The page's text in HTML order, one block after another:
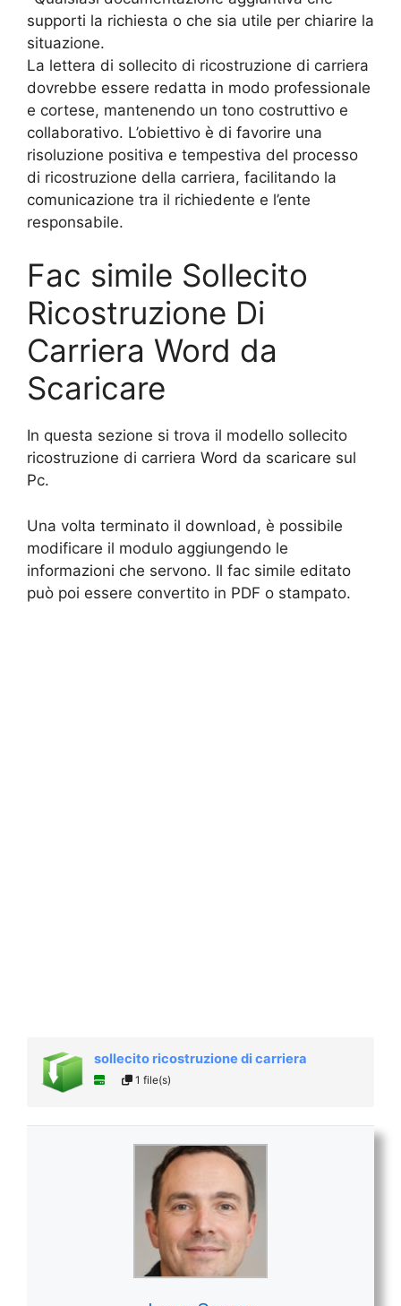
supporti la richiesta o che sia utile per chiarire la
situazione.
La lettera di sollecito di ricostruzione di carriera
dovrebbe essere redatta in modo professionale
e cortese, mantenendo un tono costruttivo e
collaborativo. L’obiettivo è di favorire una
risoluzione positiva e tempestiva del processo
di ricostruzione della carriera, facilitando la
comunicazione tra il richiedente e l’ente
responsabile.
Fac simile Sollecito
Ricostruzione Di
Carriera Word da
Scaricare
In questa sezione si trova il modello sollecito
ricostruzione di carriera Word da scaricare sul
Pc.
Una volta terminato il download, è possibile
modificare il modulo aggiungendo le
informazioni che servono. Il fac simile editato
può poi essere convertito in PDF o stampato.
sollecito ricostruzione di carriera
1 file(s)